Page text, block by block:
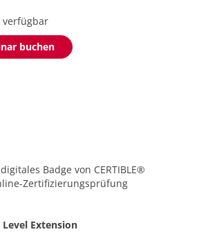
verfügbar
buchen
Badge von CERTIBLE®
Zertifizierungsprüfung
Extension